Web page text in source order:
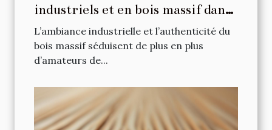
industriels et en bois massif dans
votre intérieur ?
L’ambiance industrielle et l’authenticité du
bois massif séduisent de plus en plus
d’amateurs de...